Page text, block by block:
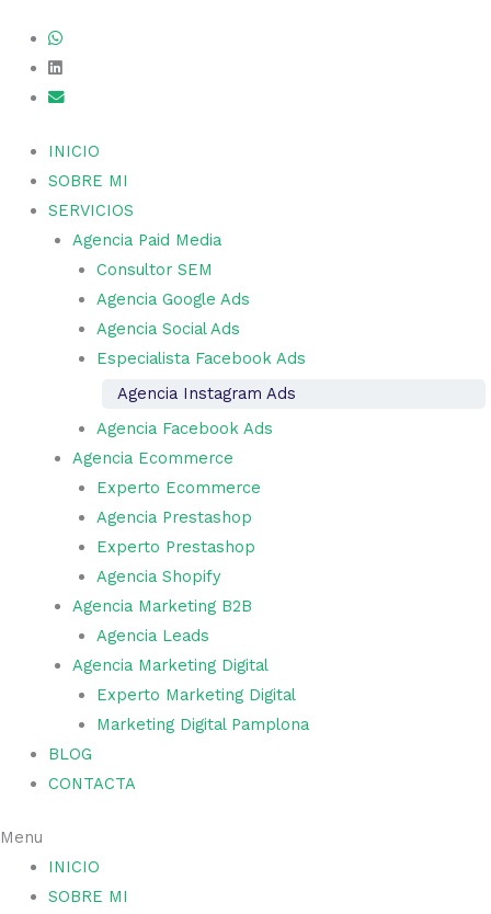
INICIO
SOBRE MI
SERVICIOS
Agencia Paid Media
Consultor SEM
Agencia Google Ads
Agencia Social Ads
Especialista Facebook Ads
Agencia Instagram Ads
Agencia Facebook Ads
Agencia Ecommerce
Experto Ecommerce
Agencia Prestashop
Experto Prestashop
Agencia Shopify
Agencia Marketing B2B
Agencia Leads
Agencia Marketing Digital
Experto Marketing Digital
Marketing Digital Pamplona
BLOG
CONTACTA
Menu
INICIO
SOBRE MI